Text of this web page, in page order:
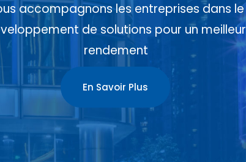
accompagnons les entreprises dans le
de solutions pour un meilleur
rendement
En Savoir Plus